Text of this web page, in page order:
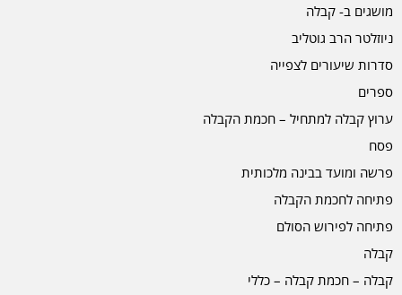
מושגים ב- קבלה
ניוזלטר הרב גוטליב
סדרות שיעורים לצפייה
ספרים
ערוץ קבלה למתחיל – חכמת הקבלה
פסח
פרשה ומועד בבינה מלכותית
פתיחה לחכמת הקבלה
פתיחה לפירוש הסולם
קבלה
קבלה – חכמת קבלה – כללי